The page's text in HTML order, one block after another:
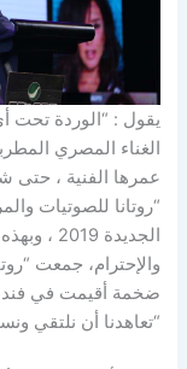
يقول : “الوردة تحت
الغناء المصري
عمرها الفنية ، حتى
“روتانا للصوتيات
الجديدة
والإحترام، جمعت
ضخمة أقيمت في فندق
“تعاهدنا أن نلتقي